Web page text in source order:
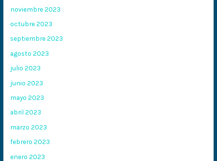
noviembre 2023
octubre 2023
septiembre 2023
agosto 2023
julio 2023
junio 2023
mayo 2023
abril 2023
marzo 2023
febrero 2023
enero 2023